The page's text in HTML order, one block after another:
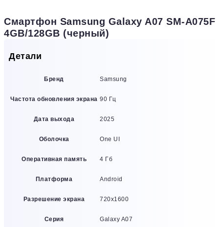
Смартфон Samsung Galaxy A07 SM-A075F
4GB/128GB (черный)
Детали
Бренд Samsung
Частота обновления экрана 90 Гц
Дата выхода 2025
Оболочка One UI
Оперативная память 4 Гб
Платформа Android
Разрешение экрана 720х1600
Серия Galaxy A07